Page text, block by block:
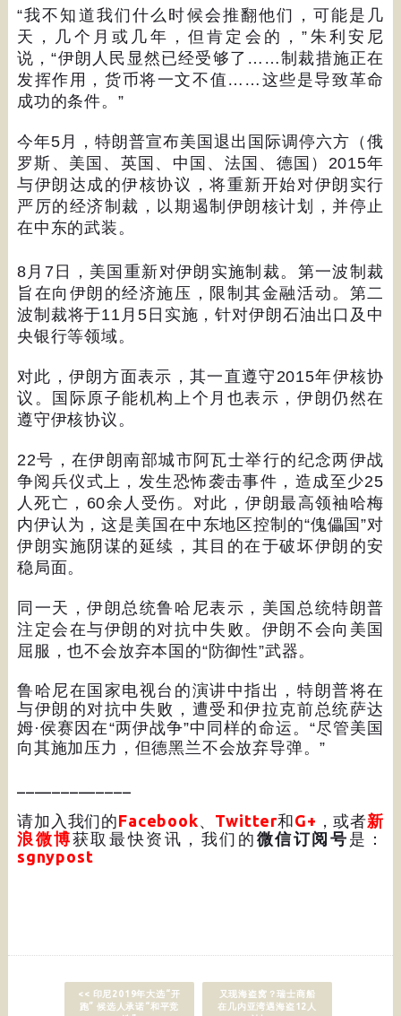
“我不知道我们什么时候会推翻他们，可能是几
天，几个月或几年，但肯定会的，” 朱利安尼
说，“伊朗人民显然已经受够了 ……制裁措施正在
发挥作用，货币将一文不值 …… 这些是导致革命
成功的条件。 ”
今年5 月，特朗普宣布美国退出国际调停六方（俄
罗斯、美国、英国、中国、法国、德国） 2015年
与伊朗达成的伊核协议，将重新开始对伊朗实行
严厉的经济制裁，以期遏制伊朗核计划，并停止
在中东的武装。
8 月 7 日，美国重新对伊朗实施制裁。第一波制裁
旨在向伊朗的经济施压，限制其金融活动。第二
波制裁将于11 月 5 日实施，针对伊朗石油出口及中
央银行等领域。
对此，伊朗方面表示，其一直遵守 2015年伊核协
议。国际原子能机构上个月也表示，伊朗仍然在
遵守伊核协议。
22号，在伊朗南部城市阿瓦士举行的纪念两伊战
争阅兵仪式上，发生恐怖袭击事件，造成至少25
人死亡， 60余人受伤。对此，伊朗最高领袖哈梅
内伊认为，这是美国在中东地区控制的“傀儡国”对
伊朗实施阴谋的延续，其目的在于破坏伊朗的安
稳局面。
同一天，伊朗总统鲁哈尼表示，美国总统特朗普
注定会在与伊朗的对抗中失败。伊朗不会向美国
屈服，也不会放弃本国的“防御性”武器。
鲁哈尼在国家电视台的演讲中指出，特朗普将在
与伊朗的对抗中失败，遭受和伊拉克前总统萨达
姆·侯赛因在“两伊战争”中同样的命运。 “尽管美国
向其施加压力，但德黑兰不会放弃导弹。”
请加入我们的Facebook Twitter和G+ ，或者新
浪微博获取最快资讯，我们的 微信订阅号 是：
sgnypost
<< 印尼2019年大选“开
跑” 候选人承诺“和平竞
又现海盗窝？瑞士商船
在几内亚湾遇海盗12人